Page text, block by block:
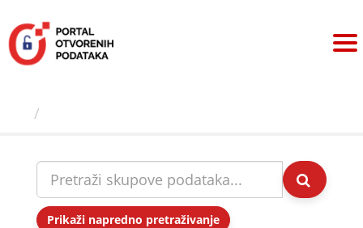
sadržaj
Prikaži napredno pretraživanje